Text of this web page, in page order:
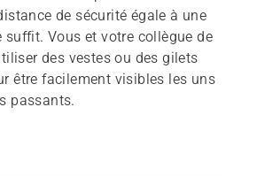
de sécurité égale à une
suffit. Vous et votre collègue de
des vestes ou des gilets
être facilement visibles les uns
passants.